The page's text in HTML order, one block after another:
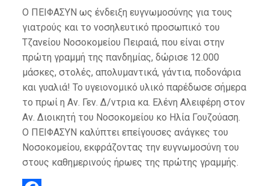
Ο ΠΕΙΦΑΣΥΝ ως ένδειξη ευγνωμοσύνης για τους
γιατρούς και το νοσηλευτικό προσωπικό του
Τζανείου Νοσοκομείου Πειραιά, που είναι στην
πρώτη γραμμή της πανδημίας, δώρισε 12.000
μάσκες, στολές, απολυμαντικά, γάντια, ποδονάρια
και γυαλιά! Το υγειονομικό υλικό παρέδωσε σήμερα
το πρωί η Αν. Γεν. Δ/ντρια κα. Ελένη Αλειφέρη στον
Αν. Διοικητή του Νοσοκομείου κο Ηλία Γουζούαση.
Ο ΠΕΙΦΑΣΥΝ καλύπτει επείγουσες ανάγκες του
Νοσοκομείου, εκφράζοντας την ευγνωμοσύνη του
στους καθημερινούς ήρωες της πρώτης γραμμής.